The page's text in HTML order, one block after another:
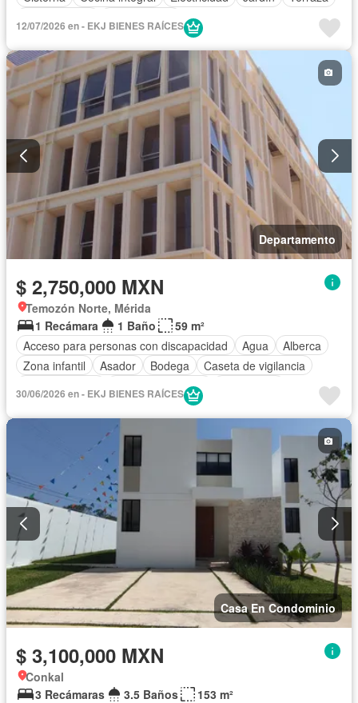
Sin amueblar
12/07/2026 en - EKJ BIENES RAÍCES
Departamento
$ 2,750,000 MXN
Temozón Norte, Mérida
1 Recámara
1 Baño
59 m²
Acceso para personas con discapacidad
Agua
Alberca
Zona infantil
Asador Bodega
Caseta de vigilancia
Cuarto de servicio
Gimnasio
Jardín
Recámara con closet
Seguridad
Vista panorámica
Zonas verdes
Sin amueblar
30/06/2026 en - EKJ BIENES RAÍCES
Casa En Condominio
$ 3,100,000 MXN
Conkal
3 Recámaras
3.5 Baños
153 m²